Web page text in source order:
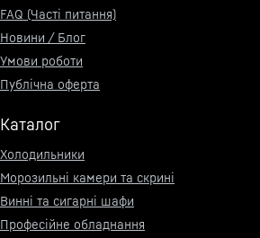
FAQ (Часті питання)
Новини / Блог
Умови роботи
Публічна оферта
Каталог
Холодильники
Морозильні камери та скрині
Винні та сигарні шафи
Професійне обладнання